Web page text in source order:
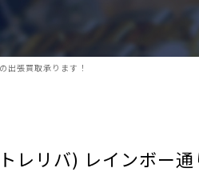
出張買取承ります！
レリバ) レインボー